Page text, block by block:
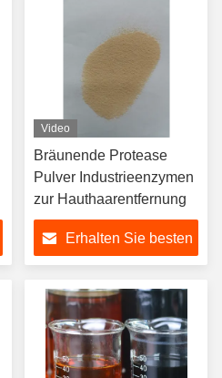
Video
Bräunende Protease
Pulver Industrieenzymen
zur Hauthaarentfernung
Erhalten Sie besten